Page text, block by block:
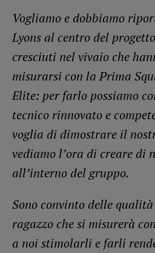
Vogliamo e dobbiamo
Lyons al centro del
cresciuti nel vivaio che
misurarsi con la Prima
Elite: per farlo possiamo
tecnico rinnovato e
voglia di dimostrare il
vediamo l’ora di creare di
all’interno del gruppo.
Sono convinto delle
ragazzo che si misurerà
a noi stimolarli e farli